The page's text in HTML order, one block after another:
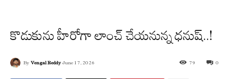
కొడుకును హీరోగా లాంచ్ చేయనున్న ధనుష్..!
By Vengal Reddy June 17, 2026 0
79